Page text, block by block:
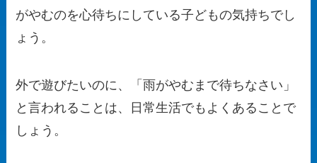
がやむのを心待ちにしている子どもの気持ちでし
ょう。
外で遊びたいのに、「雨がやむまで待ちなさい」
と言われることは、日常生活でもよくあることで
しょう。